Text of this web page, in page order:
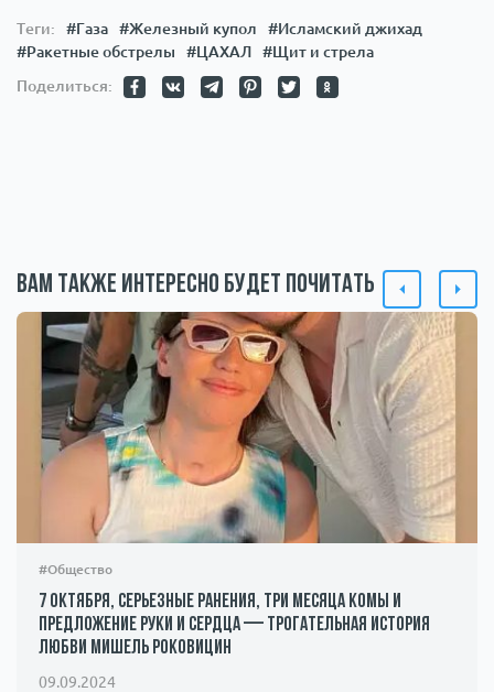
Теги: #Газа #Железный купол
#Исламский джихад
#Ракетные обстрелы
#ЦАХАЛ
#Щит и стрела
Поделиться:
Вам также интересно будет почитать
#Общество
7 октября, серьезные ранения, три месяца комы и
предложение руки и сердца — трогательная история
любви Мишель Роковицин
09.09.2024